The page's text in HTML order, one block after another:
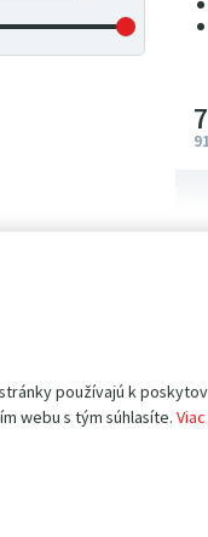
používajú k
webu s tým súhlasíte.